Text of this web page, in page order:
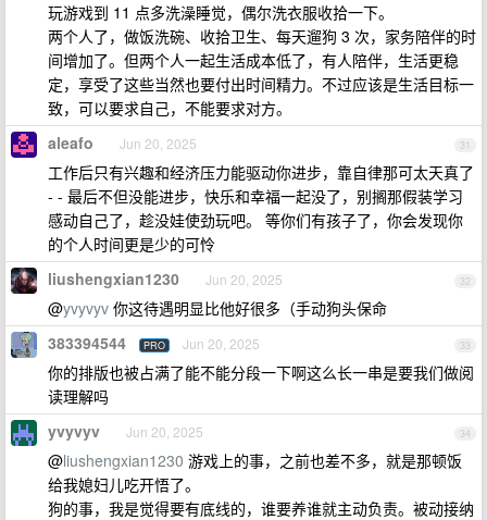
玩游戏到 11 点多洗澡睡觉，偶尔洗衣服收拾一下。
两个人了，做饭洗碗、收拾卫生、每天遛狗 3 次，家务陪伴的时
间增加了。但两个人一起生活成本低了，有人陪伴，生活更稳
定，享受了这些当然也要付出时间精力。不过应该是生活目标一
致，可以要求自己，不能要求对方。
31
aleafo Jun 20, 2025
工作后只有兴趣和经济压力能驱动你进步，靠自律那可太天真了
- - 最后不但没能进步，快乐和幸福一起没了，别搁那假装学习
感动自己了，趁没娃使劲玩吧。 等你们有孩子了，你会发现你
的个人时间更是少的可怜
32
liushengxian1230 Jun 20, 2025
@yvyvyv 你这待遇明显比他好很多（手动狗头保命
33
383394544 PRO Jun 20, 2025
你的排版也被占满了能不能分段一下啊这么长一串是要我们做阅
读理解吗
34
yvyvyv Jun 20, 2025
@liushengxian1230 游戏上的事，之前也差不多，就是那顿饭
给我媳妇儿吃开悟了。
狗的事，我是觉得要有底线的，谁要养谁就主动负责。被动接纳